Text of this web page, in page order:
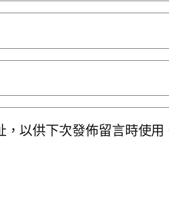
以供下次發佈留言時使用